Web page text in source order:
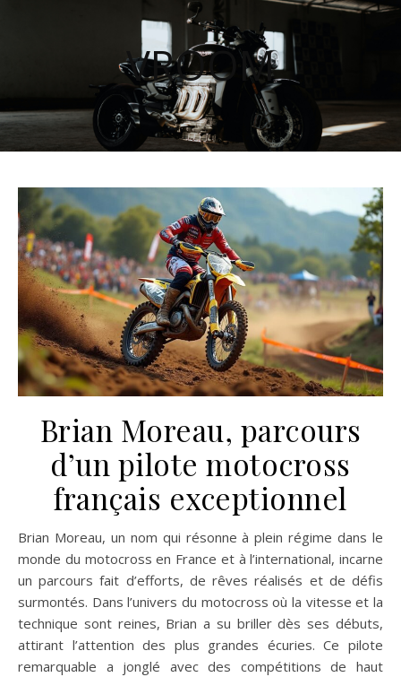
VROOM
Brian Moreau, parcours
d’un pilote motocross
français exceptionnel
Brian Moreau, un nom qui résonne à plein régime dans le
monde du motocross en France et à l’international, incarne
un parcours fait d’efforts, de rêves réalisés et de défis
surmontés. Dans l’univers du motocross où la vitesse et la
technique sont reines, Brian a su briller dès ses débuts,
attirant l’attention des plus grandes écuries. Ce pilote
remarquable a jonglé avec des compétitions de haut